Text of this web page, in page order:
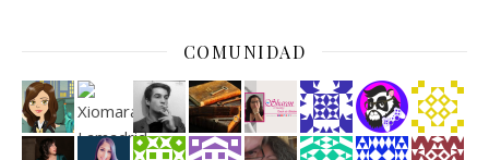
COMUNIDAD